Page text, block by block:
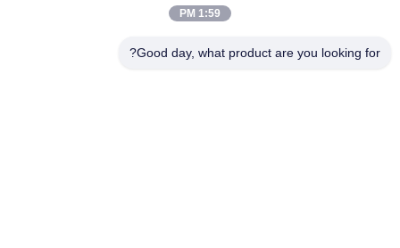
شريط الفرامل من الألياف الزجاجية الفسكوزية التبطين بشهادة
1:59 PM
Good day, what product are you looking for?